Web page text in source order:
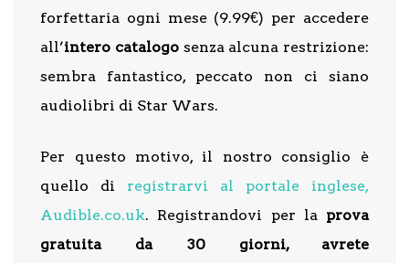
forfettaria ogni mese (9.99€) per accedere
all’intero catalogosenza alcuna restrizione:
sembra fantastico, peccato non ci siano
audiolibri di Star Wars.
Per questo motivo, il nostro consiglio è
quello di registrarvi al portale inglese,
Audible.co.uk. Registrandovi per la prova
gratuita da 30 giorni, avrete